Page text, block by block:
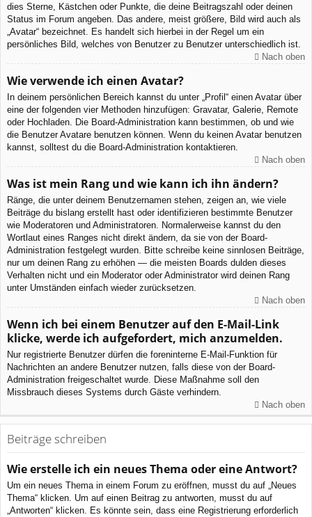
dies Sterne, Kästchen oder Punkte, die deine Beitragszahl oder deinen
Status im Forum angeben. Das andere, meist größere, Bild wird auch als
„Avatar“ bezeichnet. Es handelt sich hierbei in der Regel um ein
persönliches Bild, welches von Benutzer zu Benutzer unterschiedlich ist.
Nach oben
Wie verwende ich einen Avatar?
In deinem persönlichen Bereich kannst du unter „Profil“ einen Avatar über
eine der folgenden vier Methoden hinzufügen: Gravatar, Galerie, Remote
oder Hochladen. Die Board-Administration kann bestimmen, ob und wie
die Benutzer Avatare benutzen können. Wenn du keinen Avatar benutzen
kannst, solltest du die Board-Administration kontaktieren.
Nach oben
Was ist mein Rang und wie kann ich ihn ändern?
Ränge, die unter deinem Benutzernamen stehen, zeigen an, wie viele
Beiträge du bislang erstellt hast oder identifizieren bestimmte Benutzer
wie Moderatoren und Administratoren. Normalerweise kannst du den
Wortlaut eines Ranges nicht direkt ändern, da sie von der Board-
Administration festgelegt wurden. Bitte schreibe keine sinnlosen Beiträge,
nur um deinen Rang zu erhöhen — die meisten Boards dulden dieses
Verhalten nicht und ein Moderator oder Administrator wird deinen Rang
unter Umständen einfach wieder zurücksetzen.
Nach oben
Wenn ich bei einem Benutzer auf den E-Mail-Link
klicke, werde ich aufgefordert, mich anzumelden.
Nur registrierte Benutzer dürfen die foreninterne E-Mail-Funktion für
Nachrichten an andere Benutzer nutzen, falls diese von der Board-
Administration freigeschaltet wurde. Diese Maßnahme soll den
Missbrauch dieses Systems durch Gäste verhindern.
Nach oben
Beiträge schreiben
Wie erstelle ich ein neues Thema oder eine Antwort?
Um ein neues Thema in einem Forum zu eröffnen, musst du auf „Neues
Thema“ klicken. Um auf einen Beitrag zu antworten, musst du auf
„Antworten“ klicken. Es könnte sein, dass eine Registrierung erforderlich